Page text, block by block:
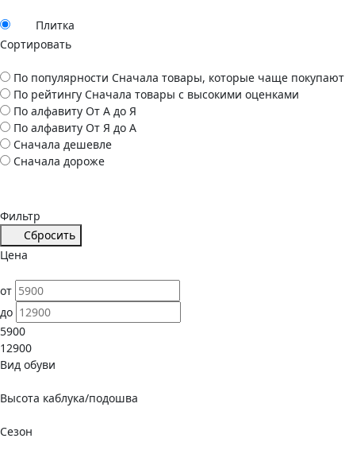
Плитка
Сортировать
По популярности Сначала товары, которые чаще покупают
По рейтингу Сначала товары с высокими оценками
По алфавиту От А до Я
По алфавиту От Я до А
Сначала дешевле
Сначала дороже
Фильтр
Сбросить
Цена
от
до
5900
12900
Вид обуви
Высота каблука/подошва
Сезон